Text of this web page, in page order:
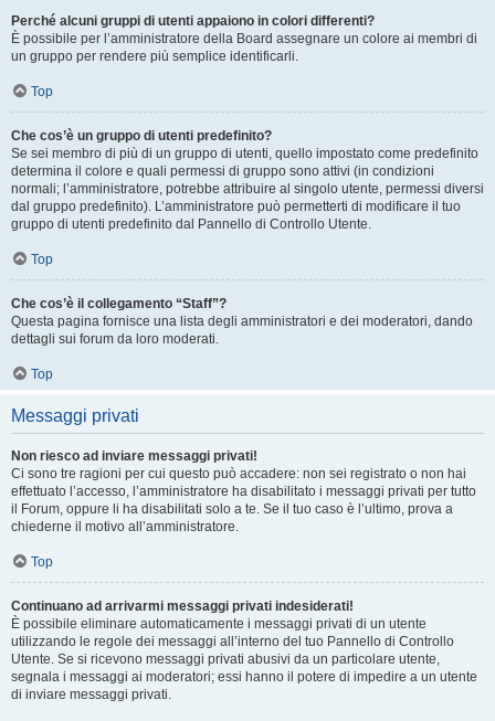
Perché alcuni gruppi di utenti appaiono in colori differenti?
È possibile per l’amministratore della Board assegnare un colore ai membri di
un gruppo per rendere più semplice identificarli.
Top
Che cos’è un gruppo di utenti predefinito?
Se sei membro di più di un gruppo di utenti, quello impostato come predefinito
determina il colore e quali permessi di gruppo sono attivi (in condizioni
normali; l’amministratore, potrebbe attribuire al singolo utente, permessi diversi
dal gruppo predefinito). L’amministratore può permetterti di modificare il tuo
gruppo di utenti predefinito dal Pannello di Controllo Utente.
Top
Che cos’è il collegamento “Staff”?
Questa pagina fornisce una lista degli amministratori e dei moderatori, dando
dettagli sui forum da loro moderati.
Top
Messaggi privati
Non riesco ad inviare messaggi privati!
Ci sono tre ragioni per cui questo può accadere: non sei registrato o non hai
effettuato l’accesso, l’amministratore ha disabilitato i messaggi privati per tutto
il Forum, oppure li ha disabilitati solo a te. Se il tuo caso è l’ultimo, prova a
chiederne il motivo all’amministratore.
Top
Continuano ad arrivarmi messaggi privati indesiderati!
È possibile eliminare automaticamente i messaggi privati ​​di un utente
utilizzando le regole dei messaggi all’interno del tuo Pannello di Controllo
Utente. Se si ricevono messaggi privati ​​abusivi da un particolare utente,
segnala i messaggi ai moderatori; essi hanno il potere di impedire a un utente
di inviare messaggi privati​​.